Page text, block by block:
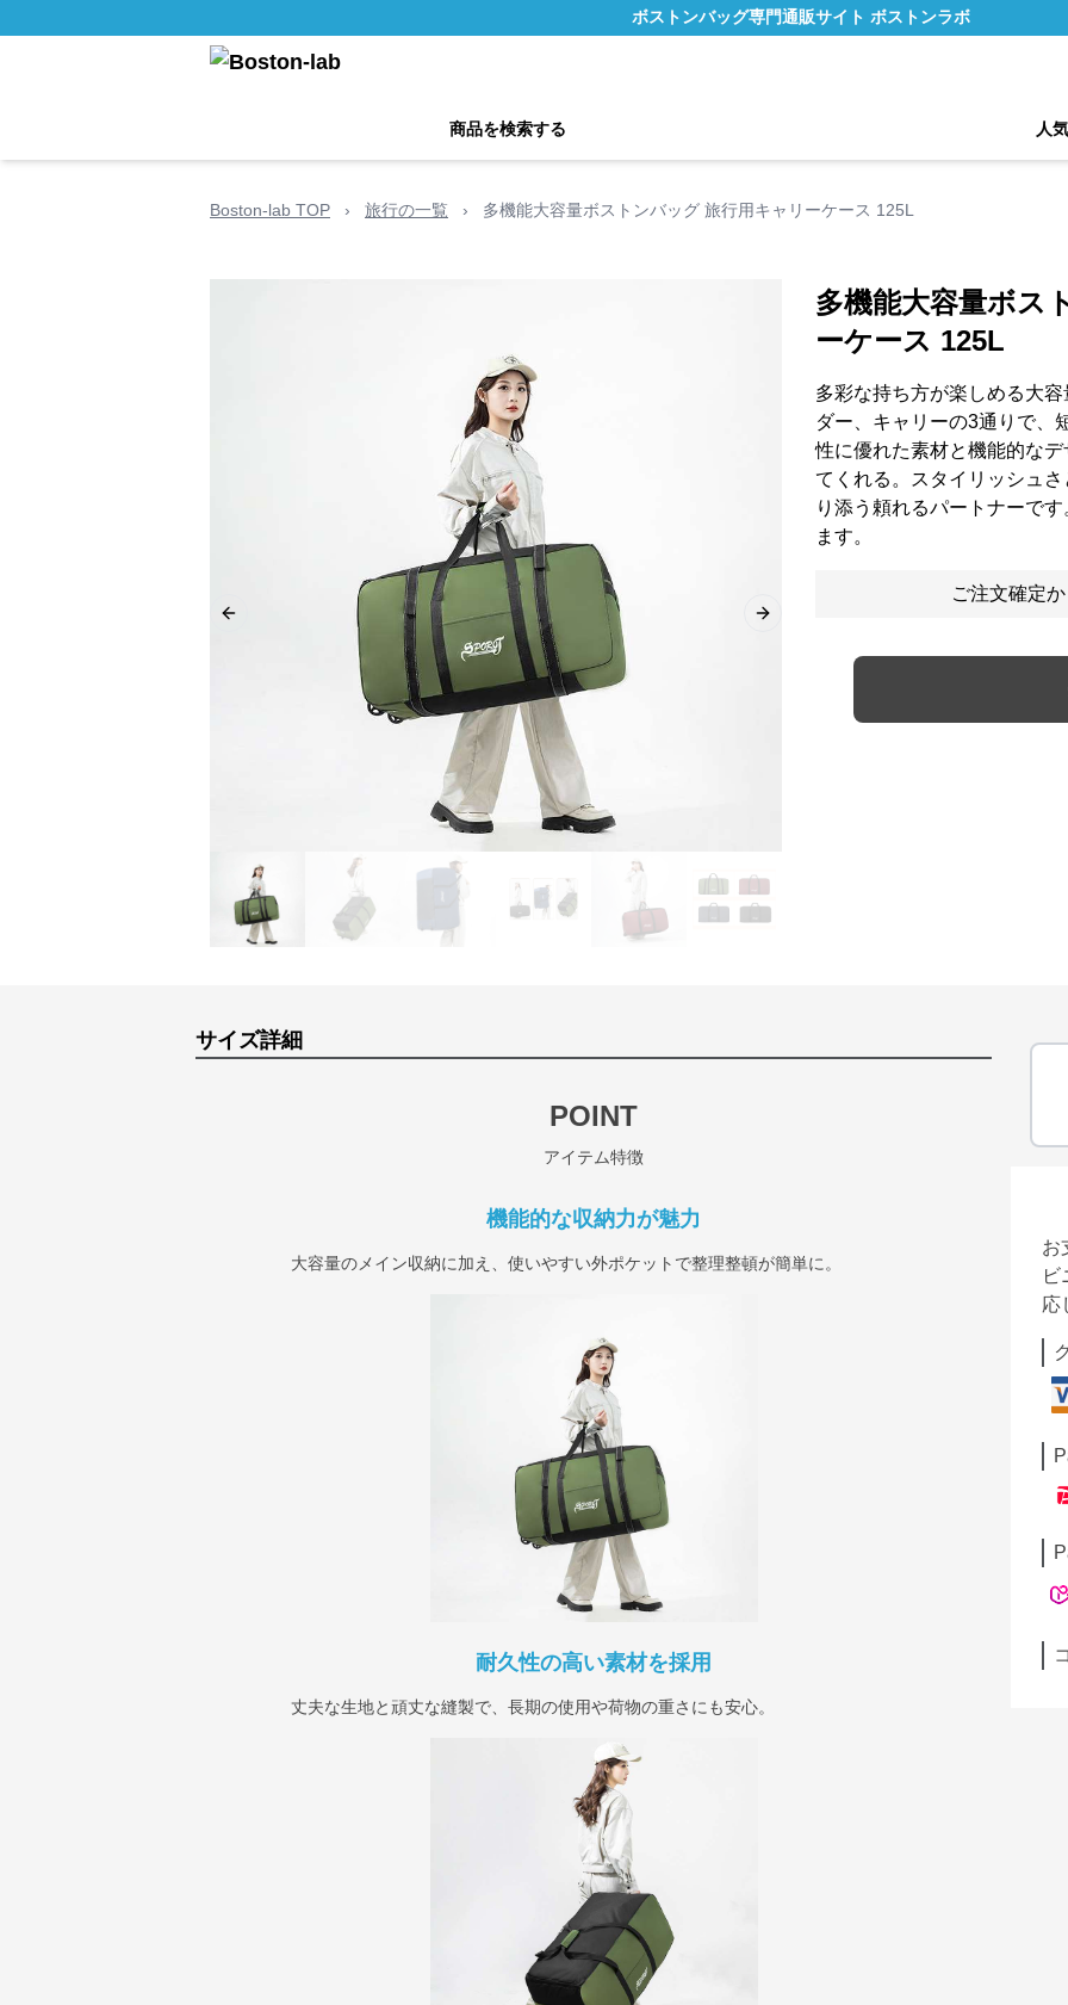
ボストンバッグ専門通販サイト ボストンラボ
商品を検索する 人
Boston-lab TOP › 旅行の一覧 › 多機能大容量ボストンバッグ 旅行用キャリーケース 125L
Previous slide Next slide
多機能大容量ボス
ーケース 125L
多彩な持ち方が楽しめる大
ダー、キャリーの3通りで、
性に優れた素材と機能的な
てくれる。スタイリッシュ
り添う頼れるパートナーで
ます。
ご注文確定
サイズ詳細
POINT
アイテム特徴
機能的な収納力が魅力
大容量のメイン収納に加え、使いやすい外ポケットで整理整頓が簡単に。
耐久性の高い素材を採用
丈夫な生地と頑丈な縫製で、長期の使用や荷物の重さにも安心。
お
ビ
応